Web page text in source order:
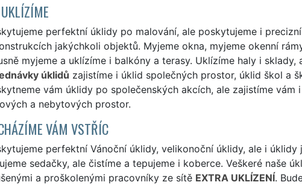
perfektní úklidy po malování, ale poskytujeme i
jakýchkoli objektů. Myjeme okna, myjeme okenní
myjeme a uklízíme i balkóny a terasy. Uklízíme haly i
úklidů zajistíme i úklid společných prostor, úklid škol a
vám úklidy po společenských akcích, ale zajistíme
a nebytových prostor.
VÁM VSTŘÍC
perfektní Vánoční úklidy, velikonoční úklidy, ale i
sedačky, ale čistíme a tepujeme i koberce. Veškeré naše
a proškolenými pracovníky ze sítě EXTRA UKLÍZENÍ.